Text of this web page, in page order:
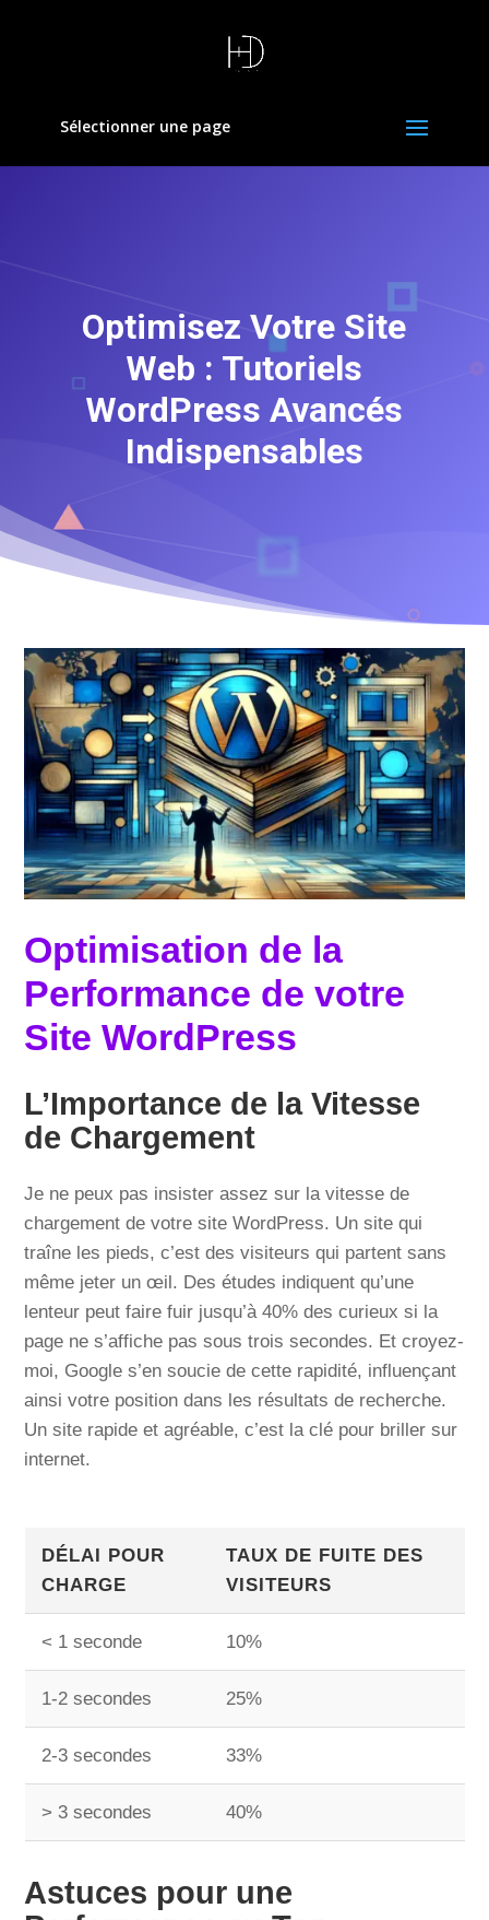
Sélectionner une page
Optimisez Votre Site
Web : Tutoriels
WordPress Avancés
Indispensables
Optimisation de la
Performance de votre
Site WordPress
L’Importance de la Vitesse
de Chargement
Je ne peux pas insister assez sur la vitesse de
chargement de votre site WordPress. Un site qui
traîne les pieds, c’est des visiteurs qui partent sans
même jeter un œil. Des études indiquent qu’une
lenteur peut faire fuir jusqu’à 40% des curieux si la
page ne s’affiche pas sous trois secondes. Et croyez-
moi, Google s’en soucie de cette rapidité, influençant
ainsi votre position dans les résultats de recherche.
Un site rapide et agréable, c’est la clé pour briller sur
internet.
DÉLAI POUR
CHARGE
TAUX DE FUITE DES
VISITEURS
< 1 seconde 10%
1-2 secondes 25%
2-3 secondes 33%
> 3 secondes 40%
Astuces pour une